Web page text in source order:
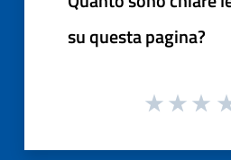
su questa pagina?